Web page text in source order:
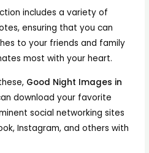
includes a variety of
ensuring that you can
to your friends and family
most with your heart.
Good Night Images in
download your favorite
social networking sites
Instagram, and others with